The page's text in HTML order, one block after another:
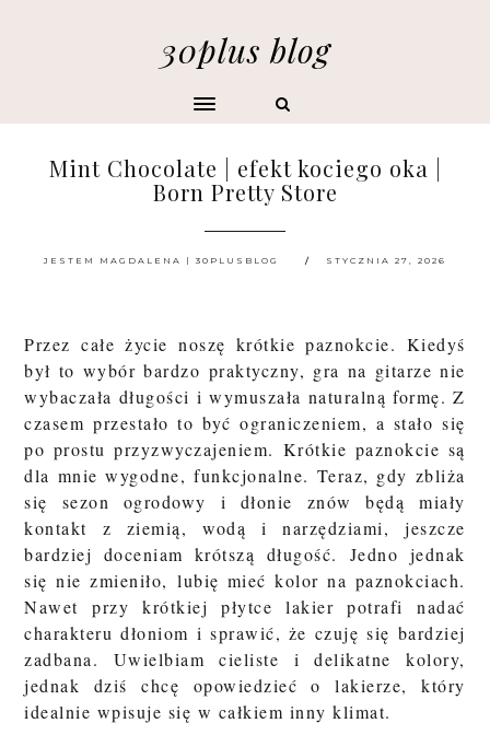
30plus blog
Mint Chocolate | efekt kociego oka |
Born Pretty Store
JESTEM MAGDALENA | 30PLUSBLOG STYCZNIA 27, 2026
Przez całe życie noszę krótkie paznokcie. Kiedyś
był to wybór bardzo praktyczny, gra na gitarze nie
wybaczała długości i wymuszała naturalną formę. Z
czasem przestało to być ograniczeniem, a stało się
po prostu przyzwyczajeniem. Krótkie paznokcie są
dla mnie wygodne, funkcjonalne. Teraz, gdy zbliża
się sezon ogrodowy i dłonie znów będą miały
kontakt z ziemią, wodą i narzędziami, jeszcze
bardziej doceniam krótszą długość. Jedno jednak
się nie zmieniło,lubię mieć kolor na paznokciach.
Nawet przy krótkiej płytce lakier potrafi nadać
charakteru dłoniom i sprawić, że czuję się bardziej
zadbana. Uwielbiam cieliste i delikatne kolory,
jednak dziś chcę opowiedzieć o lakierze, który
idealnie wpisuje się w całkiem inny klimat.